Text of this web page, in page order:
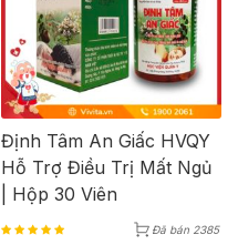
Định Tâm An Giấc HVQY
Hỗ Trợ Điều Trị Mất Ngủ
| Hộp 30 Viên
Đã bán 2385